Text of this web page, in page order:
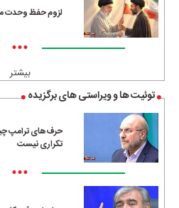
لزوم حفظ وحدت
•••
بیشتر
توئیت ها و ویراستی های برگزیده
حرف‌های ترامپ
تکراری نیست
•••